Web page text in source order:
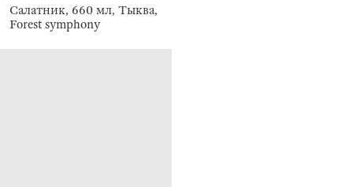
Салатник, 660 мл, Тыква,
Forest symphony